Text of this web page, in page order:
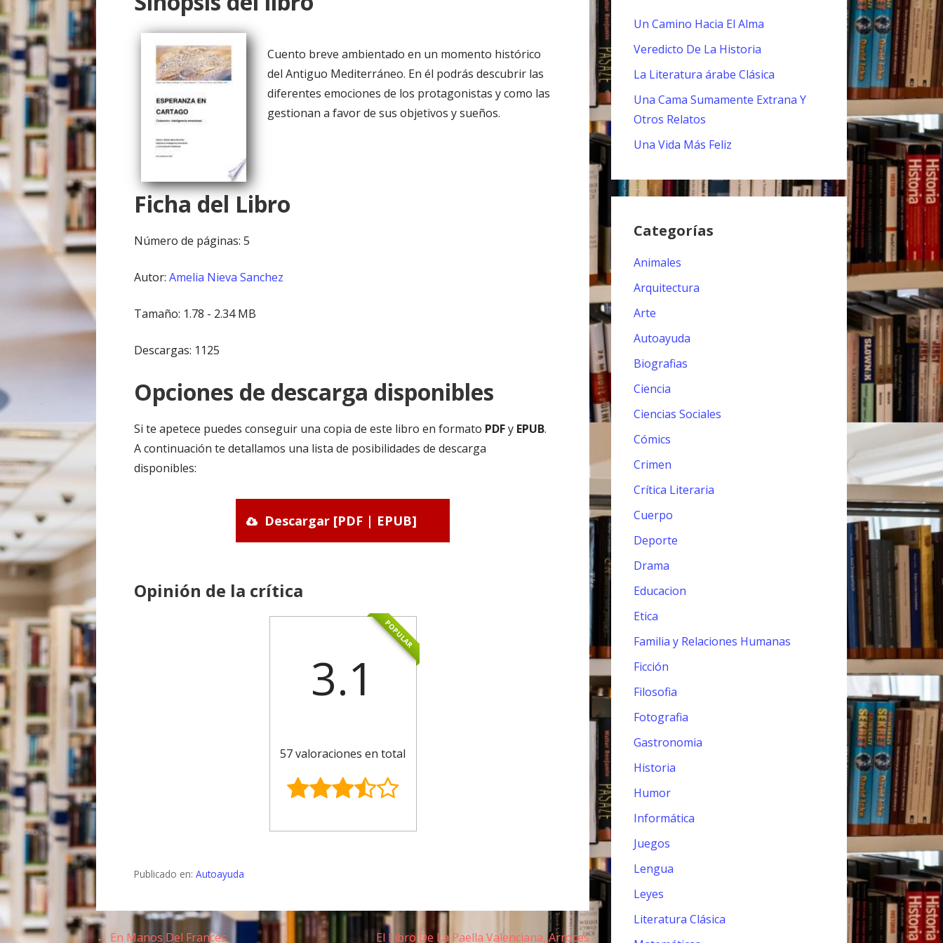
o
Cuento breve ambientado en un momento histórico
del Antiguo Mediterráneo. En él podrás descubrir las
diferentes emociones de los protagonistas y como las
gestionan a favor de sus objetivos y sueños.
Ficha del Libro
Número de páginas: 5
Autor:Amelia Nieva Sanchez
Tamaño: 1.78 - 2.34 MB
Descargas: 1125
Opciones de descarga disponibles
Si te apetece puedes conseguir una copia de este libro en formato PDFy EPUB.
A continuación te detallamos una lista de posibilidades de descarga
disponibles:
Descargar [PDF | EPUB]
Opinión de la crítica
POPULAR
3.1
57 valoraciones en total
Publicado en:Autoayuda
← En Manos Del Francés
El Libro De La Paella Valenciana, Arroces
Un Camino Hacia El Alma
Veredicto De La Historia
La Literatura árabe Clásica
Una Cama Sumamente Extrana Y
Otros Relatos
Una Vida Más Feliz
Categorías
Animales
Arquitectura
Arte
Autoayuda
Biografias
Ciencia
Ciencias Sociales
Cómics
Crimen
Crítica Literaria
Cuerpo
Deporte
Drama
Educacion
Etica
Familia y Relaciones Humanas
Ficción
Filosofia
Fotografia
Gastronomia
Historia
Humor
Informática
Juegos
Lengua
Leyes
Literatura Clásica